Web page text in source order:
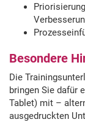
Besondere
Die
bringen Sie dafür
Tablet) mit –
ausgedruckten